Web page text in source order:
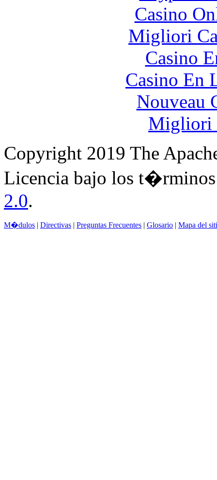
Casino
Migliori
Casino
Casino En
Nouveau
Migliori
Copyright 2019 The
Licencia bajo los
2.0.
M�dulos | Directivas | Preguntas Frecuentes | Glosario | Mapa del